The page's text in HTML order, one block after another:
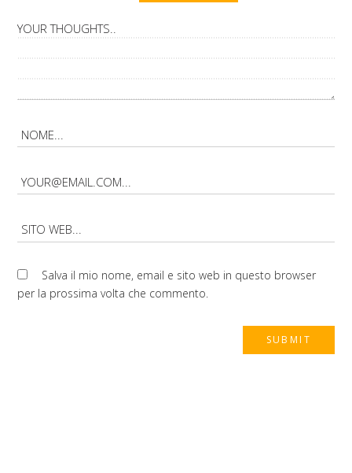
Salva il mio nome, email e sito web in questo browser
per la prossima volta che commento.